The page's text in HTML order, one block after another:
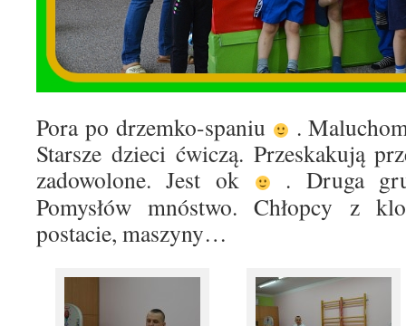
Pora po drzemko-spaniu
.
Starsze dzieci ćwiczą. Przeskakują
zadowolone. Jest ok
. Druga
Pomysłów mnóstwo. Chłopcy z
postacie, maszyny…